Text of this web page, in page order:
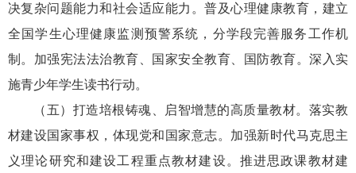
决复杂问题能力和社会适应能力。普及心理健康教育，建立
全国学生心理健康监测预警系统，分学段完善服务工作机
制。加强宪法法治教育、国家安全教育、国防教育。深入实
施青少年学生读书行动。
（五）打造培根铸魂、启智增慧的高质量教材。落实教
材建设国家事权，体现党和国家意志。加强新时代马克思主
义理论研究和建设工程重点教材建设。推进思政课教材建